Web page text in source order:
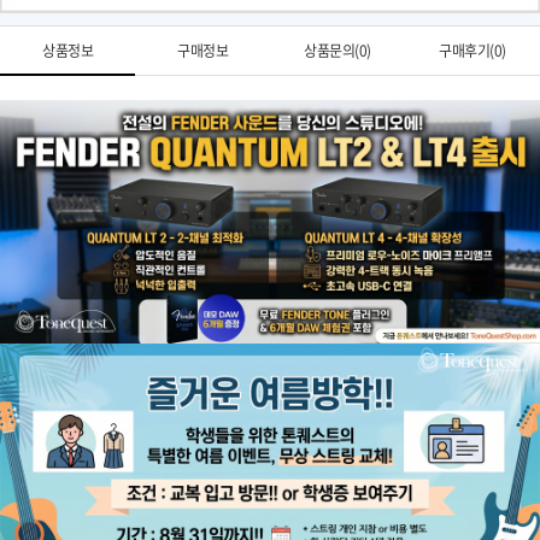
상품정보 구매정보 상품문의(0) 구매후기(0)